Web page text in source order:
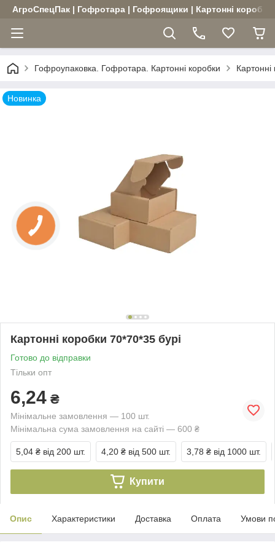
АгроСпецПак | Гофротара | Гофроящики | Картонні
Гофроупаковка. Гофротара. Картонні коробки Картонні
Новинка
Картонні коробки 70*70*35 бурі
Готово до відправки
Тільки опт
6,24 ₴
Мінімальне замовлення — 100 шт.
Мінімальна сума замовлення на сайті — 600 ₴
5,04 ₴ від 200 шт. 4,20 ₴ від 500 шт. 3,78 ₴ від 1000 шт.
Купити
Опис Характеристики Доставка Оплата Умови